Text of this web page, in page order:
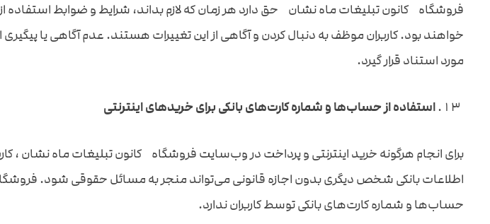
فروشگاه کانون تبلیغات ماه نشان حق دارد هر زمان که لازم بداند، شرایط و ضوابط استفاده
خواهند بود. کاربران موظف به دنبال کردن و آگاهی از این تغییرات هستند. عدم آگاهی یا
مورد استناد قرار گیرد.
استفاده از حساب‌ها و شماره کارت‌های بانکی برای خریدهای اینترنتی
برای انجام هرگونه خرید اینترنتی و پرداخت در وب‌سایت فروشگاه کانون تبلیغات ماه نشان ،
اطلاعات بانکی شخص دیگری بدون اجازه قانونی می‌تواند منجر به مسائل حقوقی شود.
حساب‌ها و شماره کارت‌های بانکی توسط کاربران ندارد.